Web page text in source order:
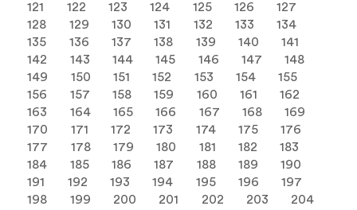
121
122 123 124 125 126
127
128
129 130 131 132 133
134
135
136 137 138 139 140
141
142
143 144 145 146 147
148
149
150 151 152 153 154
155
156
157 158 159 160 161
162
163
164 165 166 167 168
169
170
171 172 173 174 175
176
177
178 179 180 181 182
183
184
185 186 187 188 189
190
191
192 193 194 195 196
197
198
199 200 201 202 203
204